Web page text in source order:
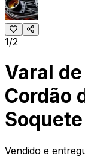
1/2
Varal
Cordão
Vendido e